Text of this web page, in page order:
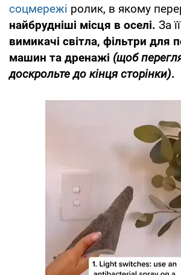
соцмережі ролик, в якому
найбрудніші місця в оселі. За
вимикачі світла, фільтри для
машин та дренажі (щоб
доскрольте до кінця сторінки).